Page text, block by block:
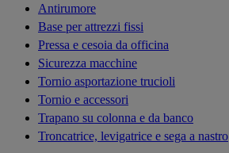
Antirumore
Base per attrezzi fissi
Pressa e cesoia da officina
Sicurezza macchine
Tornio asportazione trucioli
Tornio e accessori
Trapano su colonna e da banco
Troncatrice, levigatrice e sega a nastro